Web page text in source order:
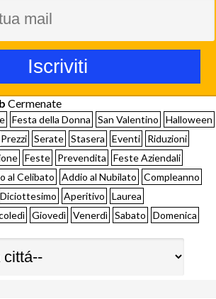
Cermenate
Festa della Donna San Valentino
Halloween
Prezzi Serate Stasera Eventi
Riduzioni
Feste Prevendita
Feste Aziendali
al Celibato Addio al Nubilato
Compleanno
Diciottesimo Aperitivo
Laurea
Giovedì Venerdì Sabato Domenica